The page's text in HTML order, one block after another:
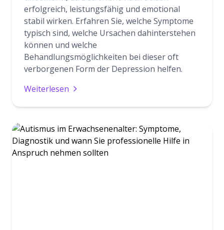
erfolgreich, leistungsfähig und emotional
stabil wirken. Erfahren Sie, welche Symptome
typisch sind, welche Ursachen dahinterstehen
können und welche
Behandlungsmöglichkeiten bei dieser oft
verborgenen Form der Depression helfen.
Weiterlesen